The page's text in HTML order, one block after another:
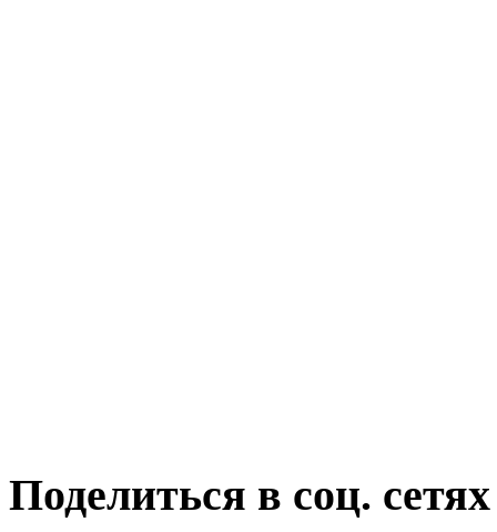
Поделиться в соц. сетях